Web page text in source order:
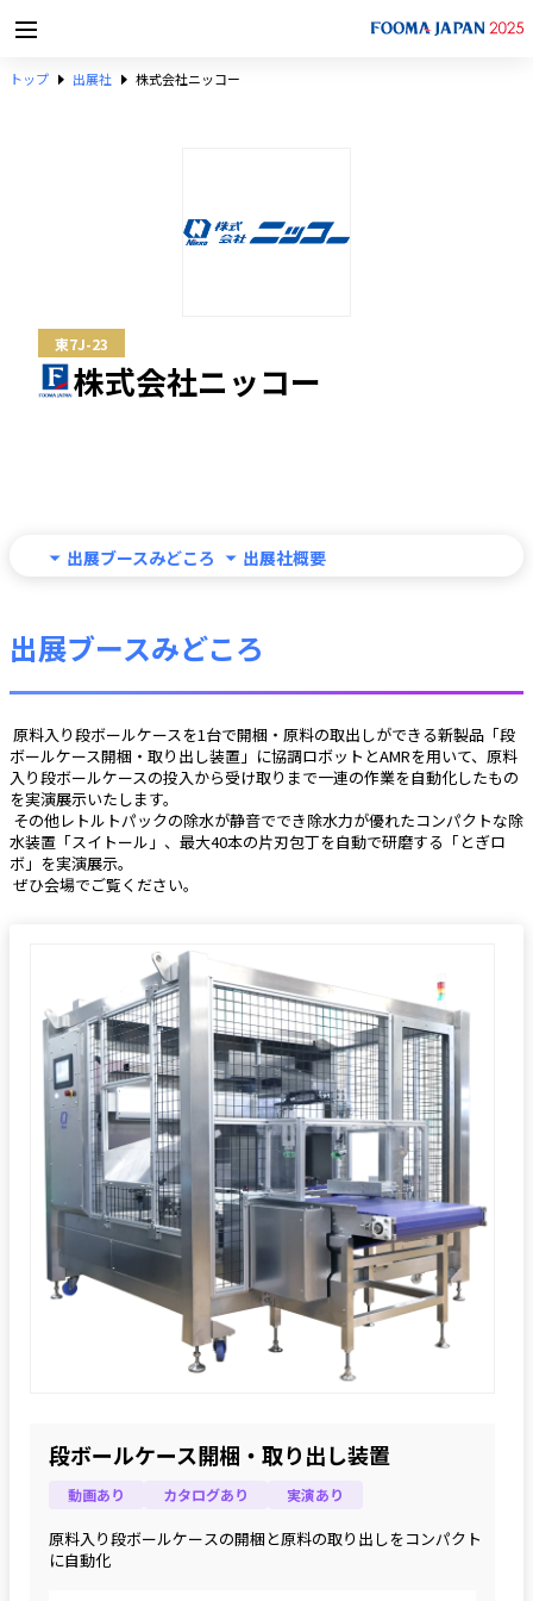
トップ 出展社 株式会社ニッコー
東7J-23
株式会社ニッコー
出展ブースみどころ 出展社概要
出展ブースみどころ
ボールケース開梱・取り出し装置」に協調ロボットとAMRを用いて、原料
入り段ボールケースの投入から受け取りまで一連の作業を自動化したもの
を実演展示いたします。
水装置「スイトール」、最大40本の片刃包丁を自動で研磨する「とぎロ
ボ」を実演展示。
ぜひ会場でご覧ください。
段ボールケース開梱・取り出し装置
動画あり カタログあり 実演あり
原料入り段ボールケースの開梱と原料の取り出しをコンパクト
に自動化